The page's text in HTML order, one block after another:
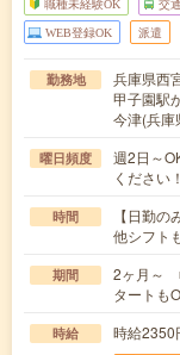
職種未経験OK 交
WEB登録OK 派遣
勤務地
兵庫県西
甲子園駅
今津(兵庫
曜日頻度
週2日～
ください！
時間
【日勤
他シフト
期間
2ヶ月～
タートも
時給 時給